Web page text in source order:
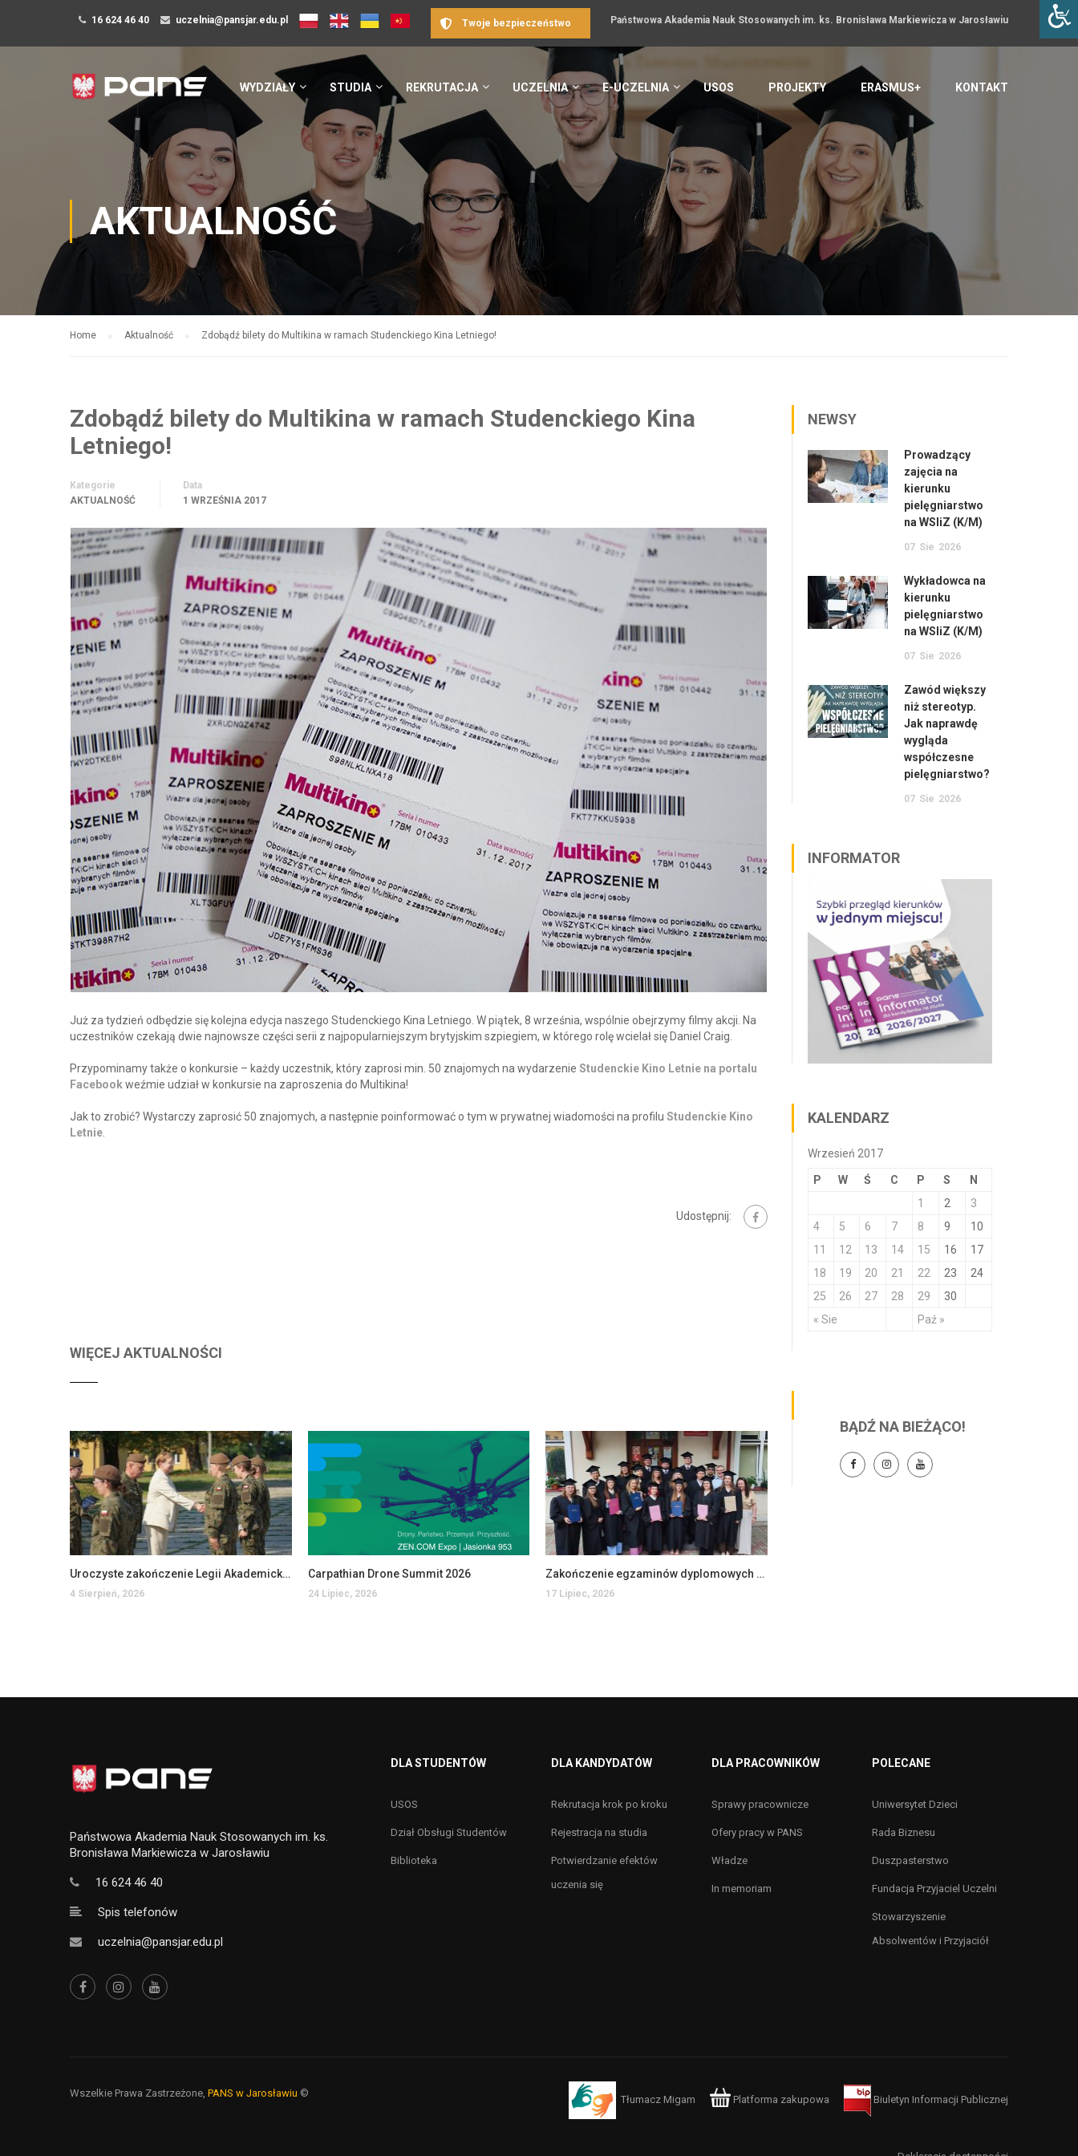
16 624 46 40 uczelnia@pansjar.edu.pl Państwowa Akademia Nauk Stosowanych im. ks. Bronisława Markiewicza w Jarosławiu
Twoje bezpieczeństwo
WYDZIAŁY STUDIA REKRUTACJA UCZELNIA E-UCZELNIA USOS PROJEKTY ERASMUS+ KONTAKT
AKTUALNOŚĆ
Home Aktualność Zdobądź bilety do Multikina w ramach Studenckiego Kina Letniego!
Zdobądź bilety do Multikina w ramach Studenckiego Kina
Letniego!
Kategorie
AKTUALNOŚĆ
Data
1 WRZEŚNIA 2017
Już za tydzień odbędzie się kolejna edycja naszego Studenckiego Kina Letniego. W piątek, 8 września, wspólnie obejrzymy filmy akcji. Na
uczestników czekają dwie najnowsze części serii z najpopularniejszym brytyjskim szpiegiem, w którego rolę wcielał się Daniel Craig.
Przypominamy także o konkursie – każdy uczestnik, który zaprosi min. 50 znajomych na wydarzenie Studenckie Kino Letnie na portalu
Facebookweźmie udział w konkursie na zaproszenia do Multikina!
Jak to zrobić? Wystarczy zaprosić 50 znajomych, a następnie poinformować o tym w prywatnej wiadomości na profilu Studenckie Kino
Letnie
Udostępnij:
WIĘCEJ AKTUALNOŚCI
Uroczyste zakończenie Legii Akademickiej w PANS w Jarosławiu
4 Sierpień, 2026
Carpathian Drone Summit 2026
24 Lipiec, 2026
Zakończenie egzaminów dyplomowych na Wydziale Ekonomii i Zarządzania
17 Lipiec, 2026
NEWSY
Prowadzący
zajęcia na
kierunku
pielęgniarstwo
na WSIiZ (K/M)
07 Sie 2026
Wykładowca na
kierunku
pielęgniarstwo
na WSIiZ (K/M)
07 Sie 2026
Zawód większy
niż stereotyp.
Jak naprawdę
wygląda
współczesne
pielęgniarstwo?
07 Sie 2026
INFORMATOR
KALENDARZ
Wrzesień 2017
P W Ś C P S N
« Sie Paź »
1 2
3
4
5 6 7 8 9
10
11
12 13 14 15 16
17
18
19 20 21 22 23
24
25
26 27 28 29 30
BĄDŹ NA BIEŻĄCO!
Państwowa Akademia Nauk Stosowanych im. ks.
Bronisława Markiewicza w Jarosławiu
16 624 46 40
Spis telefonów
uczelnia@pansjar.edu.pl
DLA STUDENTÓW
USOS
Dział Obsługi Studentów
Biblioteka
DLA KANDYDATÓW
Rekrutacja krok po kroku
Rejestracja na studia
Potwierdzanie efektów
uczenia się
DLA PRACOWNIKÓW
Sprawy pracownicze
Ofery pracy w PANS
Władze
In memoriam
POLECANE
Uniwersytet Dzieci
Rada Biznesu
Duszpasterstwo
Fundacja Przyjaciel Uczelni
Stowarzyszenie
Absolwentów i Przyjaciół
Wszelkie Prawa Zastrzeżone, PANS w Jarosławiu ©
Tłumacz Migam Platforma zakupowa Biuletyn Informacji Publicznej